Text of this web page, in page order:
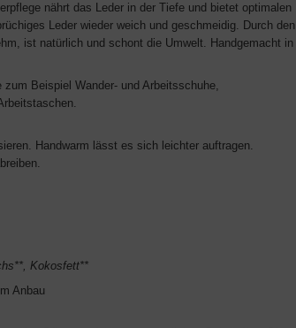
nährt das Leder in der Tiefe und bietet optimalen
Leder wieder weich und geschmeidig. Durch den
ist natürlich und schont die Umwelt. Handgemacht in
Beispiel Wander- und Arbeitsschuhe,
Handwarm lässt es sich leichter auftragen.
Kokosfett**
Anbau